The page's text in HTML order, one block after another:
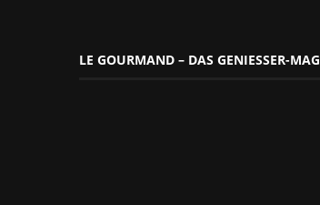
LE GOURMAND – DAS GENIESSER-